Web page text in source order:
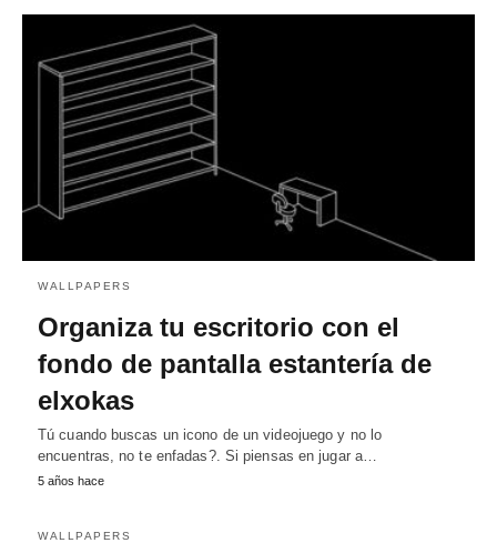
WALLPAPERS
Organiza tu escritorio con el
fondo de pantalla estantería de
elxokas
Tú cuando buscas un icono de un videojuego y no lo
encuentras, no te enfadas?. Si piensas en jugar a…
5 años hace
WALLPAPERS